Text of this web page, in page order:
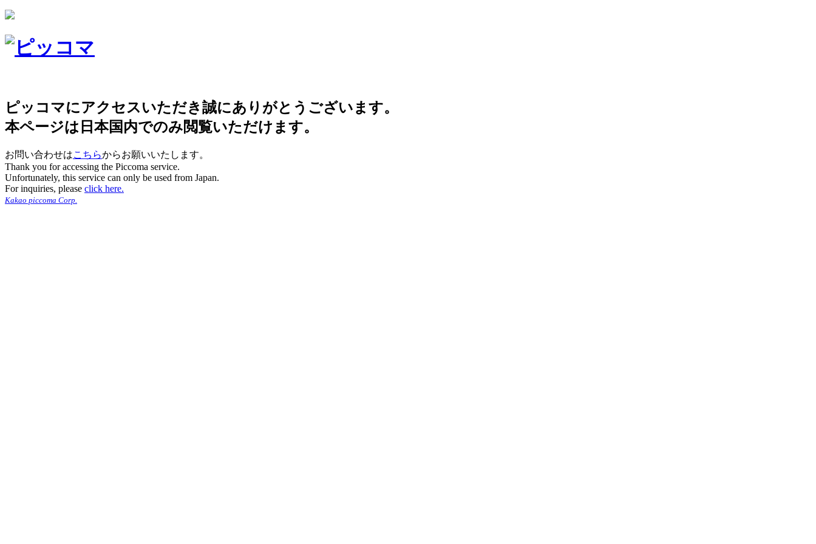
ピッコマにアクセスいただき誠にありがとうございます。
本ページは日本国内でのみ閲覧いただけます。
お問い合わせはこちらからお願いいたします。
Thank you for accessing the Piccoma service.
Unfortunately, this service can only be used from Japan.
For inquiries, please click here.
Kakao piccoma Corp.